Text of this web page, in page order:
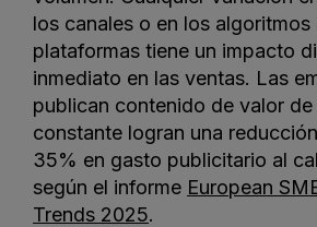
los canales o en los algoritmos
plataformas tiene un impacto
inmediato en las ventas. Las
publican contenido de valor de
constante logran una
35% en gasto publicitario al
según el informe European
Trends 2025.